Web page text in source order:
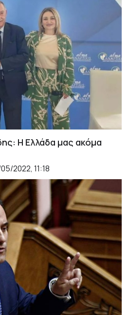
H Ελλάδα μας ακόμα
2022, 11:18